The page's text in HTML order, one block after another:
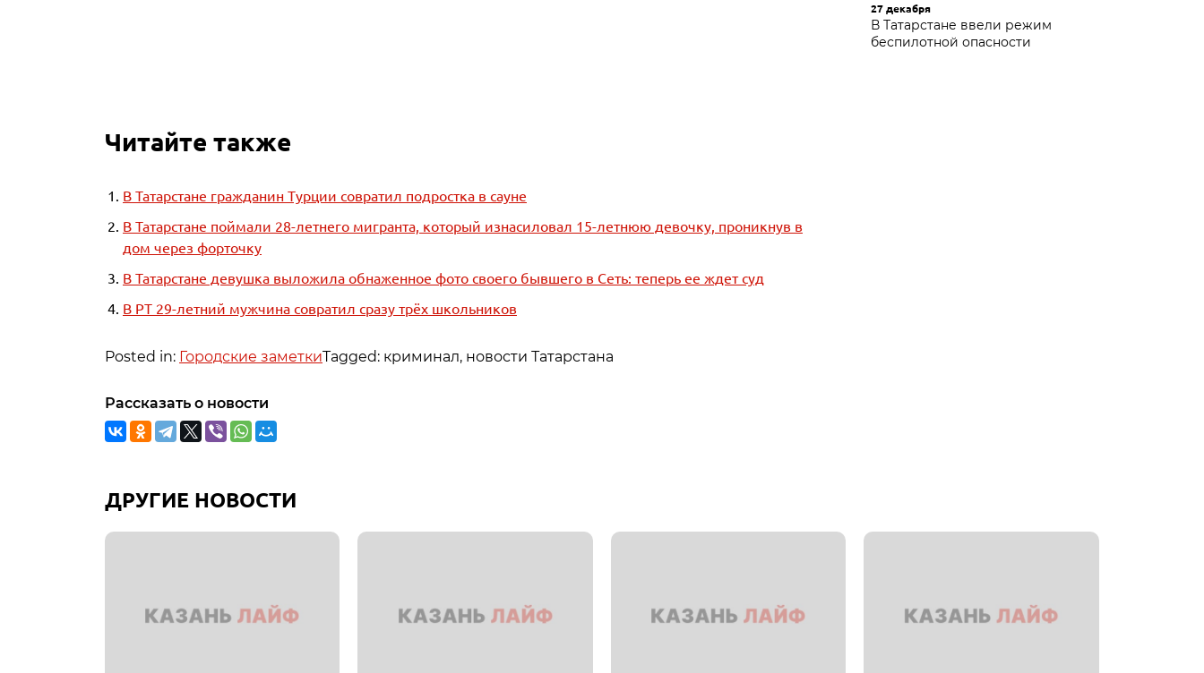
Читайте также
В Татарстане гражданин Турции совратил подростка в сауне
В Татарстане поймали 28-летнего мигранта, который изнасиловал 15-летнюю девочку, проникнув в
дом через форточку
В Татарстане девушка выложила обнаженное фото своего бывшего в Сеть: теперь ее ждет суд
В РТ 29-летний мужчина совратил сразу трёх школьников
Posted in: Городские заметкиTagged: криминал, новости Татарстана
Рассказать о новости
27 декабря
В Татарстане ввели режим
беспилотной опасности
ДРУГИЕ НОВОСТИ